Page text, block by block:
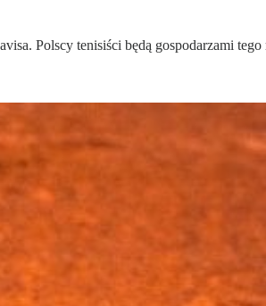
Polscy tenisiści będą gospodarzami tego